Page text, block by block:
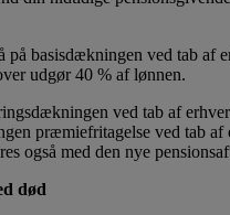
på basisdækningen ved tab af
udgør 40 % af lønnen.
ved tab af
præmiefritagelse ved tab af
også med den nye
død